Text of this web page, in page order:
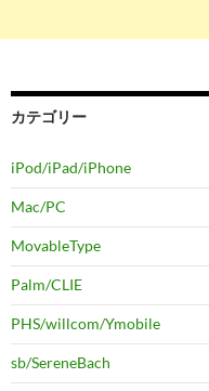
カテゴリー
iPod/iPad/iPhone
Mac/PC
MovableType
Palm/CLIE
PHS/willcom/Ymobile
sb/SereneBach